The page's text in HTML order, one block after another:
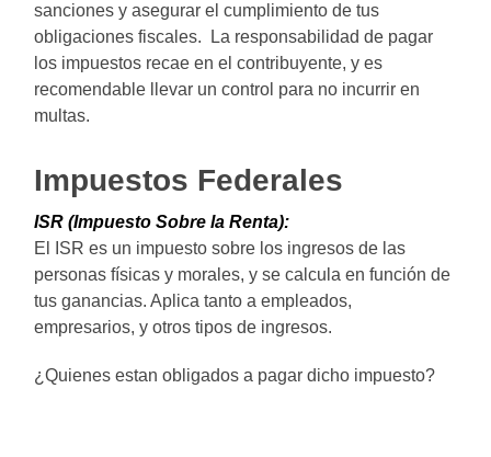
sanciones y asegurar el cumplimiento de tus
obligaciones fiscales. La responsabilidad de pagar
los impuestos recae en el contribuyente, y es
recomendable llevar un control para no incurrir en
multas.
Impuestos Federales
ISR (Impuesto Sobre la Renta):
El ISR es un impuesto sobre los ingresos de las
personas físicas y morales, y se calcula en función de
tus ganancias. Aplica tanto a empleados,
empresarios, y otros tipos de ingresos.
¿Quienes estan obligados a pagar dicho impuesto?